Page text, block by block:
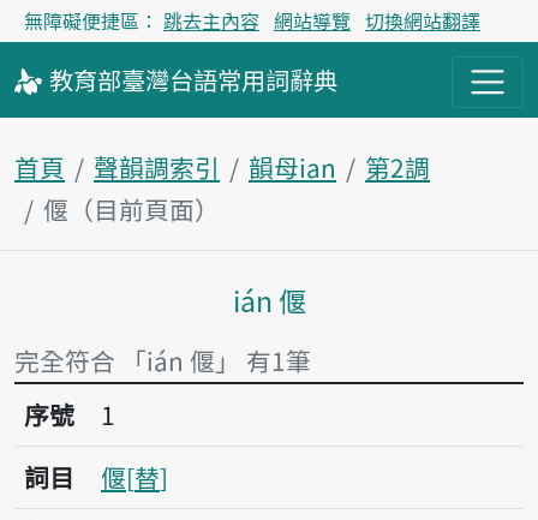
無障礙便捷區： 跳去主內容 網站導覽 切換網站翻譯
教育部臺灣台語常用詞辭典
首頁 聲韻調索引 韻母ian
第2調
偃（目前頁面）
主內容區塊
ián 偃
完全符合 「ián 偃」 有1筆
序號1偃
序號
1
詞目
偃 替